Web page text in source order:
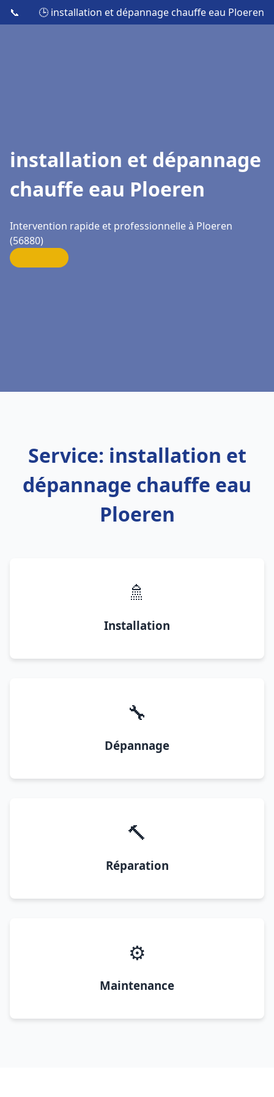
📞 🕒 installation et dépannage chauffe eau Ploeren
installation et dépannage
chauffe eau Ploeren
Intervention rapide et professionnelle à Ploeren
(56880)
Service: installation et
dépannage chauffe eau
Ploeren
🚿
Installation
🔧
Dépannage
🔨
Réparation
⚙️
Maintenance